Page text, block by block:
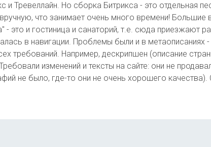
и Тревеллайн. Но сборка Битрикса - это отдельная
что занимает очень много времени!
- это и гостиница и санаторий, т.е. сюда приезжают
в навигации. Проблемы были и в метаописаниях -
требований. Например, дескрипшен (описание
изменений и тексты на сайте: они не
не было, где-то они не очень хорошего